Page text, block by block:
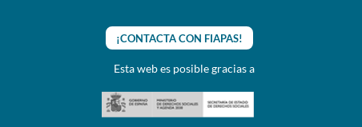
¡CONTACTA CON FIAPAS!
Esta web es posible gracias a